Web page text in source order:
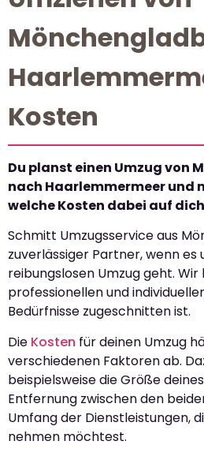
Kosten
Du planst einen Umzug von
nach Haarlemmermeer und
welche Kosten dabei auf
Schmitt Umzugsservice aus
zuverlässiger Partner, wenn es
reibungslosen Umzug geht.
professionellen und
Bedürfnisse zugeschnitten ist.
Die Kosten für deinen Umzug
verschiedenen Faktoren ab.
beispielsweise die Größe
Entfernung zwischen den
Umfang der Dienstleistungen,
nehmen möchtest.